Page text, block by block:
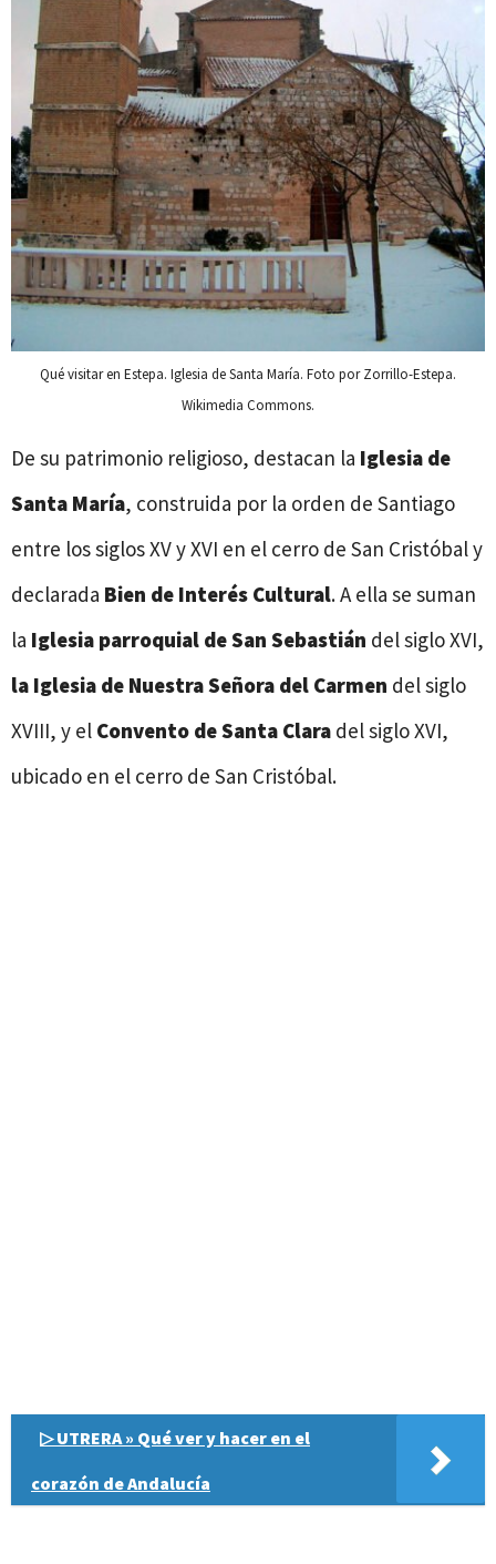
Qué visitar en Estepa. Iglesia de Santa María. Foto por Zorrillo-Estepa.
Wikimedia Commons.
De su patrimonio religioso, destacan la Iglesia de
Santa María, construida por la orden de Santiago
entre los siglos XV y XVI en el cerro de San Cristóbal y
declarada Bien de Interés Cultural. A ella se suman
la Iglesia parroquial de San Sebastián del siglo XVI,
la Iglesia de Nuestra Señora del Carmen del siglo
XVIII, y el Convento de Santa Clara del siglo XVI,
ubicado en el cerro de San Cristóbal.
▷ UTRERA » Qué ver y hacer en el
corazón de Andalucía